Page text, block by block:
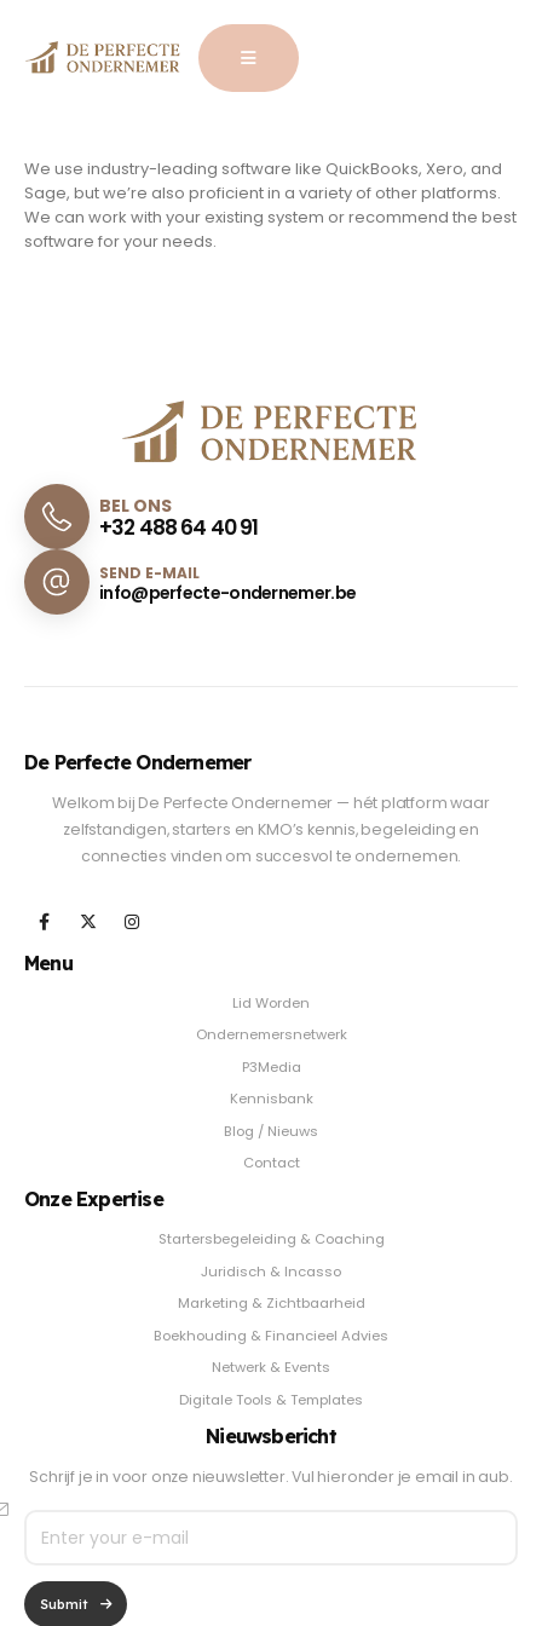
We use industry-leading software like QuickBooks, Xero, and
Sage, but we’re also proficient in a variety of other platforms.
We can work with your existing system or recommend the best
software for your needs.
BEL ONS
+32 488 64 40 91
SEND E-MAIL
info@perfecte-ondernemer.be
De Perfecte Ondernemer
Welkom bij De Perfecte Ondernemer — hét platform waar
zelfstandigen, starters en KMO’s kennis, begeleiding en
connecties vinden om succesvol te ondernemen.
Menu
Lid Worden
Ondernemersnetwerk
P3Media
Kennisbank
Blog / Nieuws
Contact
Onze Expertise
Startersbegeleiding & Coaching
Juridisch & Incasso
Marketing & Zichtbaarheid
Boekhouding & Financieel Advies
Netwerk & Events
Digitale Tools & Templates
Nieuwsbericht
Schrijf je in voor onze nieuwsletter. Vul hieronder je email in aub.
Submit